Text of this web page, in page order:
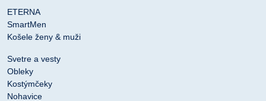
ETERNA
SmartMen
Košele ženy & muži
Svetre a vesty
Obleky
Kostýmčeky
Nohavice